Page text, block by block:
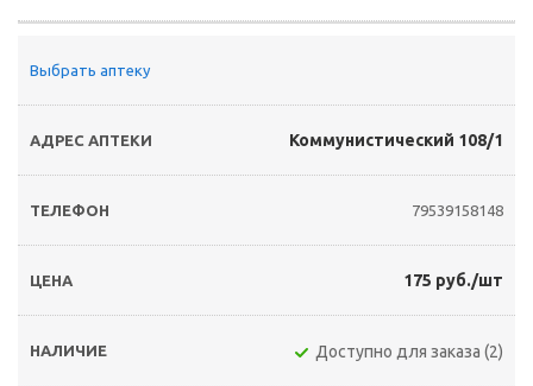
Выбрать аптеку
Коммунистический 108/1
79539158148
175 руб./шт
Доступно для заказа (2)